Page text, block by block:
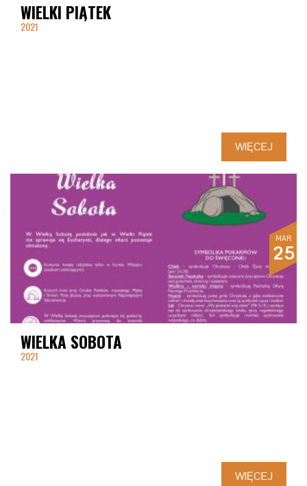
WIELKI PIĄTEK
2021
WIĘCEJ
MAR
25
WIELKA SOBOTA
2021
WIĘCEJ